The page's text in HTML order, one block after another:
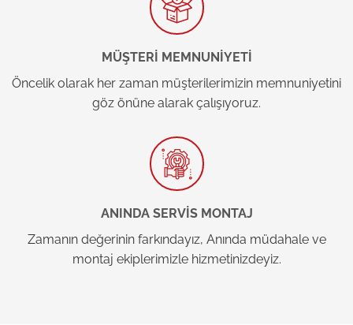
MÜŞTERİ MEMNUNİYETİ
Öncelik olarak her zaman müşterilerimizin memnuniyetini
göz önüne alarak çalışıyoruz.
ANINDA SERVİS MONTAJ
Zamanın değerinin farkındayız, Anında müdahale ve
montaj ekiplerimizle hizmetinizdeyiz.